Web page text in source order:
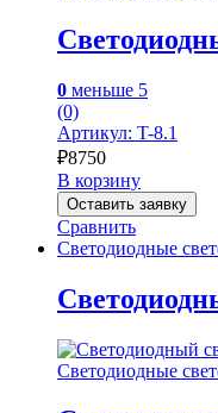
0 меньше 5
(0)
Артикул: T-8.1
₽8750
В корзину
Оставить заявку
Сравнить
Светодиодные
Светодиодные